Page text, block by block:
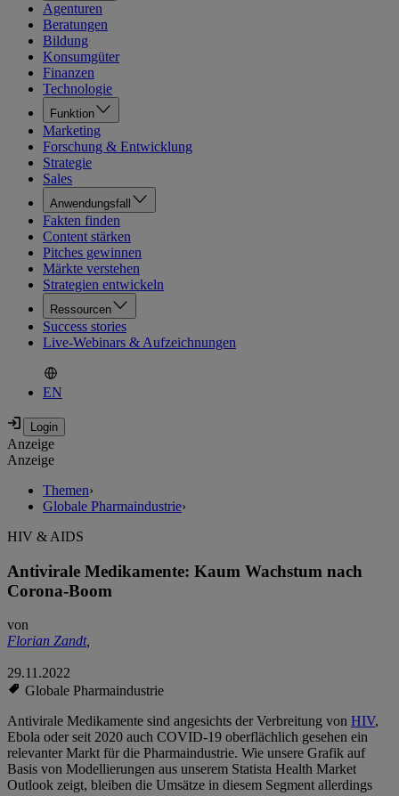
Agenturen
Beratungen
Bildung
Konsumgüter
Finanzen
Technologie
Funktion
Marketing
Forschung & Entwicklung
Strategie
Sales
Anwendungsfall
Fakten finden
Content stärken
Pitches gewinnen
Märkte verstehen
Strategien entwickeln
Ressourcen
Success stories
Live-Webinars & Aufzeichnungen
EN
Anzeige
Anzeige
Themen›
Globale Pharmaindustrie›
HIV & AIDS
Antivirale Medikamente: Kaum Wachstum nach
Corona-Boom
von
Florian Zandt,
29.11.2022
Globale Pharmaindustrie
Antivirale Medikamente sind angesichts der Verbreitung von HIV,
Ebola oder seit 2020 auch COVID-19 oberflächlich gesehen ein
relevanter Markt für die Pharmaindustrie. Wie unsere Grafik auf
Basis von Modellierungen aus unserem Statista Health Market
Outlook zeigt, bleiben die Umsätze in diesem Segment allerdings